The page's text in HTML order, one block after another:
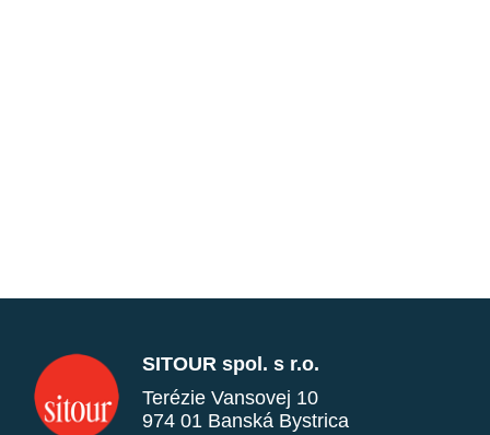
SITOUR spol. s r.o.
Terézie Vansovej 10
974 01 Banská Bystrica